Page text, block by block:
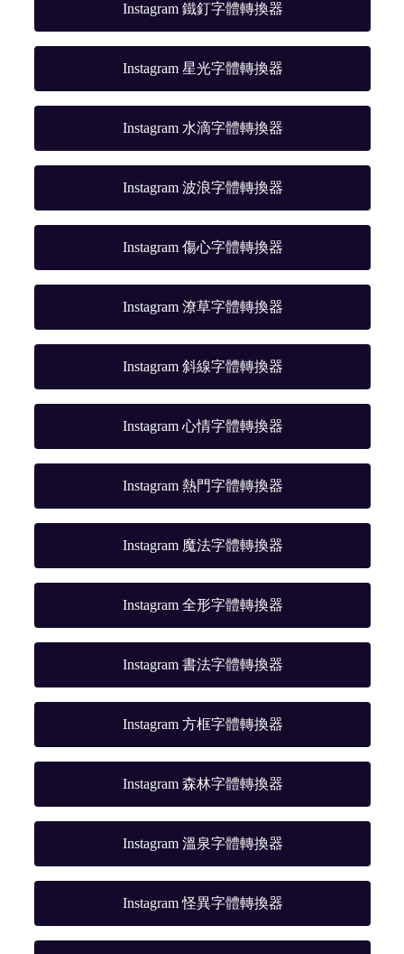
Instagram 鐵釘字體轉換器
Instagram 星光字體轉換器
Instagram 水滴字體轉換器
Instagram 波浪字體轉換器
Instagram 傷心字體轉換器
Instagram 潦草字體轉換器
Instagram 斜線字體轉換器
Instagram 心情字體轉換器
Instagram 熱門字體轉換器
Instagram 魔法字體轉換器
Instagram 全形字體轉換器
Instagram 書法字體轉換器
Instagram 方框字體轉換器
Instagram 森林字體轉換器
Instagram 溫泉字體轉換器
Instagram 怪異字體轉換器